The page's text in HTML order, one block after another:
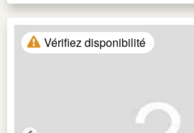
Vérifiez disponibilité